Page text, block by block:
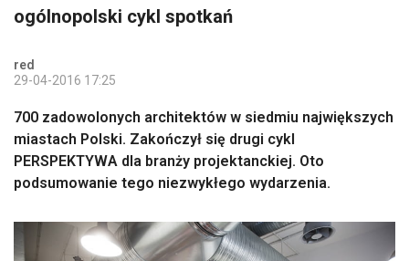
ogólnopolski cykl spotkań
red
29-04-2016 17:25
700 zadowolonych architektów w siedmiu największych
miastach Polski. Zakończył się drugi cykl
PERSPEKTYWA dla branży projektanckiej. Oto
podsumowanie tego niezwykłego wydarzenia.